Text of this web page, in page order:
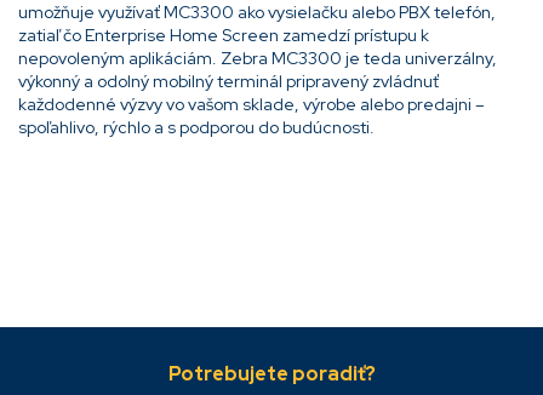
umožňuje využívať MC3300 ako vysielačku alebo PBX telefón,
zatiaľ čo Enterprise Home Screen zamedzí prístupu k
nepovoleným aplikáciám. Zebra MC3300 je teda univerzálny,
výkonný a odolný mobilný terminál pripravený zvládnuť
každodenné výzvy vo vašom sklade, výrobe alebo predajni –
spoľahlivo, rýchlo a s podporou do budúcnosti.